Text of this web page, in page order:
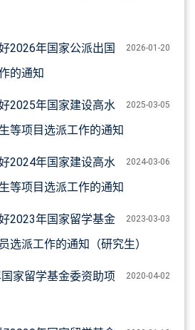
2026-01-20
2026年国家公派出国
的通知
2025-03-05
2025年国家建设高水
等项目选派工作的通知
2024-03-06
2024年国家建设高水
等项目选派工作的通知
2023-03-03
2023年国家留学基金
选派工作的通知（研究生）
2020-04-02
国家留学基金委资助项